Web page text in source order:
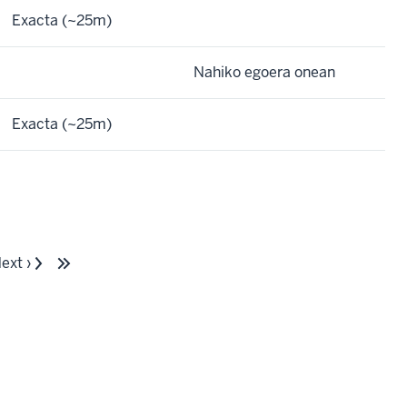
Exacta (~25m)
Nahiko egoera onean
Exacta (~25m)
Siguiente
›
Última